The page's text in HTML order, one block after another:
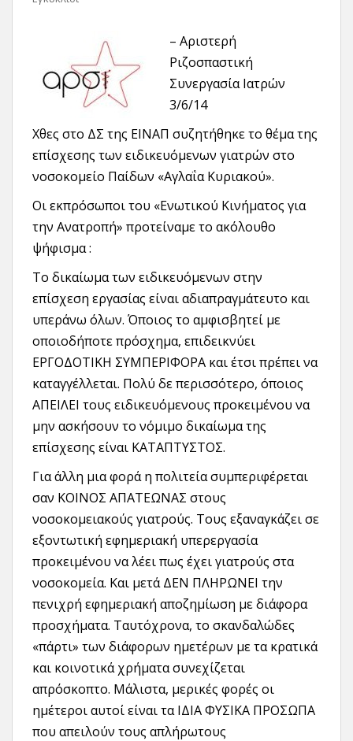
– Αριστερή
Ριζοσπαστική
Συνεργασία Ιατρών
3/6/14
Χθες στο ΔΣ της ΕΙΝΑΠ συζητήθηκε το θέμα της
επίσχεσης των ειδικευόμενων γιατρών στο
νοσοκομείο Παίδων «Αγλαΐα Κυριακού».
Οι εκπρόσωποι του «Ενωτικού Κινήματος για
την Ανατροπή» προτείναμε το ακόλουθο
ψήφισμα :
Το δικαίωμα των ειδικευόμενων στην
επίσχεση εργασίας είναι αδιαπραγμάτευτο και
υπεράνω όλων. Όποιος το αμφισβητεί με
οποιοδήποτε πρόσχημα, επιδεικνύει
ΕΡΓΟΔΟΤΙΚΗ ΣΥΜΠΕΡΙΦΟΡΑ και έτσι πρέπει να
καταγγέλλεται. Πολύ δε περισσότερο, όποιος
ΑΠΕΙΛΕΙ τους ειδικευόμενους προκειμένου να
μην ασκήσουν το νόμιμο δικαίωμα της
επίσχεσης είναι ΚΑΤΑΠΤΥΣΤΟΣ.
Για άλλη μια φορά η πολιτεία συμπεριφέρεται
σαν ΚΟΙΝΟΣ ΑΠΑΤΕΩΝΑΣ στους
νοσοκομειακούς γιατρούς. Τους εξαναγκάζει σε
εξοντωτική εφημεριακή υπερεργασία
προκειμένου να λέει πως έχει γιατρούς στα
νοσοκομεία. Και μετά ΔΕΝ ΠΛΗΡΩΝΕΙ την
πενιχρή εφημεριακή αποζημίωση με διάφορα
προσχήματα. Ταυτόχρονα, το σκανδαλώδες
«πάρτι» των διάφορων ημετέρων με τα κρατικά
και κοινοτικά χρήματα συνεχίζεται
απρόσκοπτο. Μάλιστα, μερικές φορές οι
ημέτεροι αυτοί είναι τα ΙΔΙΑ ΦΥΣΙΚΑ ΠΡΟΣΩΠΑ
που απειλούν τους απλήρωτους